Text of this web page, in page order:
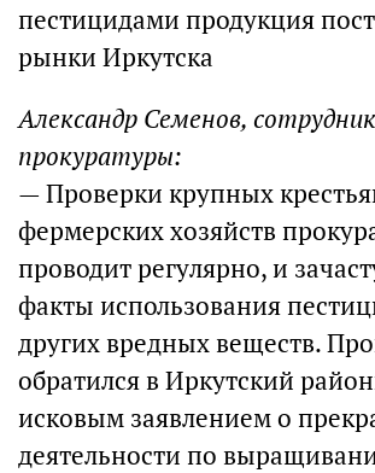
пестицидами продукция
рынки Иркутска
Александр Семенов,
прокуратуры:
— Проверки крупных
фермерских хозяйств
проводит регулярно, и
факты использования
других вредных веществ.
обратился в Иркутский
исковым заявлением о
деятельности по